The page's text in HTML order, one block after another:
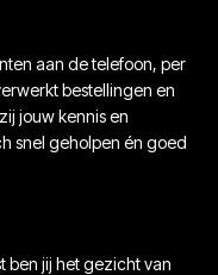
aan de telefoon, per
bestellingen en
jouw kennis en
snel geholpen én goed
ben jij het gezicht van